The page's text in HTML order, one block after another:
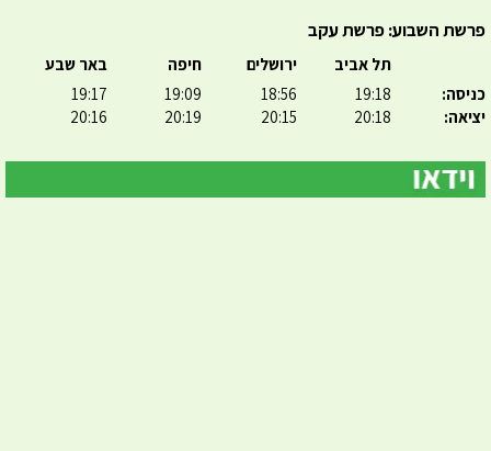
פרשת השבוע: פרשת עקב
כניסה:
יציאה:
תל אביב
19:18
20:18
ירושלים
18:56
20:15
חיפה
19:09
20:19
באר שבע
19:17
20:16